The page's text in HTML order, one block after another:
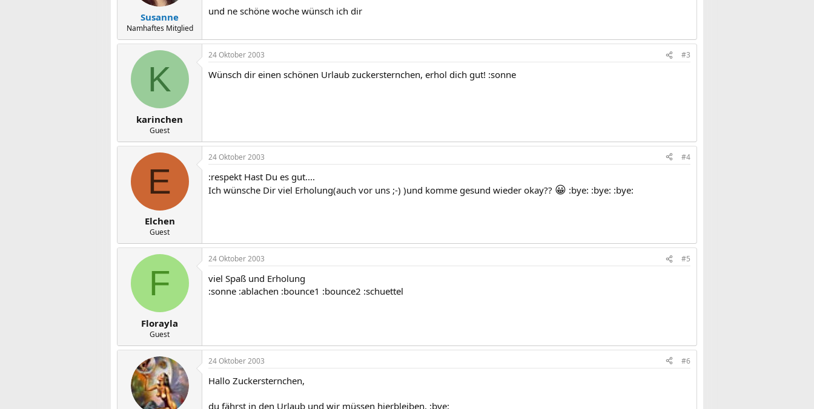
Susanne
Namhaftes Mitglied
und ne schöne woche wünsch ich dir
K
karinchen
Guest
24 Oktober 2003 #3
Wünsch dir einen schönen Urlaub zuckersternchen, erhol dich gut! :sonne
E
Elchen
Guest
24 Oktober 2003 #4
:respekt Hast Du es gut....
Ich wünsche Dir viel Erholung(auch vor uns ;-) )und komme gesund wieder okay?? 😀 :bye: :bye: :bye:
F
Florayla
Guest
24 Oktober 2003 #5
viel Spaß und Erholung
:sonne :ablachen :bounce1 :bounce2 :schuettel
24 Oktober 2003 #6
Hallo Zuckersternchen,
du fährst in den Urlaub und wir müssen hierbleiben. :bye: